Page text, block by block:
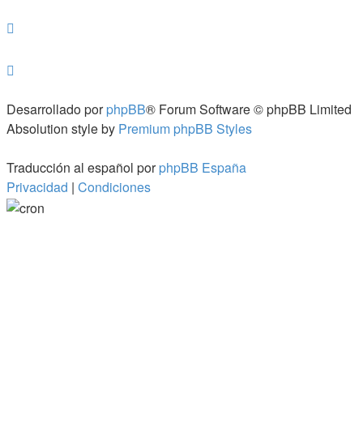
Desarrollado porphpBB® Forum Software © phpBB Limited
Absolution style by Premium phpBB Styles
Traducción al español porphpBB España
Privacidad | Condiciones